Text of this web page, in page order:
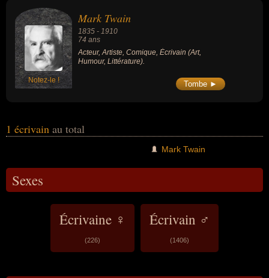
Notez-le !
Mark Twain
1835 - 1910
74 ans
Acteur, Artiste, Comique, Écrivain (Art,
Humour, Littérature).
Tombe ►
1 écrivain au total
Mark Twain
Sexes
Écrivaine ♀
(226)
Écrivain ♂
(1406)